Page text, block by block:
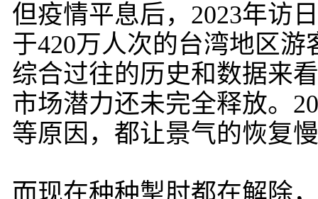
但疫情平息后，2023年访
于420万人次的台湾地区
综合过往的历史和数据来
市场潜力还未完全释放。
等原因，都让景气的恢复
而现在种种掣肘都在解除